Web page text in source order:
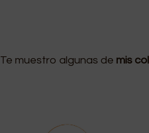
Te muestro algunas de mis